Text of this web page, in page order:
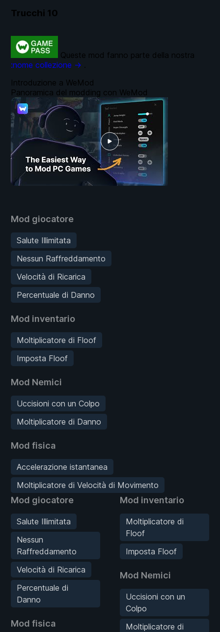
Trucchi 10
Mod giocatore
Salute Illimitata
Nessun Raffreddamento
Velocità di Ricarica
Percentuale di Danno
Mod inventario
Moltiplicatore di Floof
Imposta Floof
Mod Nemici
Uccisioni con un Colpo
Moltiplicatore di Danno
Mod fisica
Accelerazione istantanea
Moltiplicatore di Velocità di Movimento
Mod giocatore
Salute Illimitata
Nessun
Raffreddamento
Velocità di Ricarica
Percentuale di
Danno
Mod fisica
Mod inventario
Moltiplicatore di
Floof
Imposta Floof
Mod Nemici
Uccisioni con un
Colpo
Moltiplicatore di
Introduzione a WeMod
Panoramica del modding con WeMod
Queste mod fanno parte della nostra
:nome collezione → .